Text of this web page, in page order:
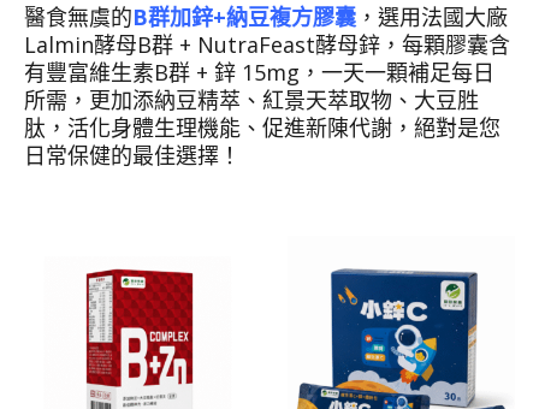
醫食無虞的B群加鋅+納豆複方膠囊 ，選用法國大廠
Lalmin酵母B群 + NutraFeast酵母鋅，每顆膠囊含
有豐富維生素B群 + 鋅 15mg，一天一顆補足每日
所需，更加添納豆精萃、紅景天萃取物、大豆胜
肽，活化身體生理機能、促進新陳代謝，絕對是您
日常保健的最佳選擇！